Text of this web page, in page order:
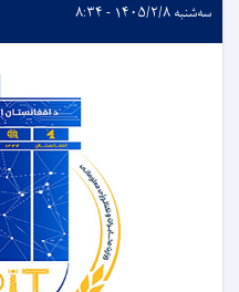
سه‌شنبه ۱۴۰۵/۲/۸ - ۸:۳۴